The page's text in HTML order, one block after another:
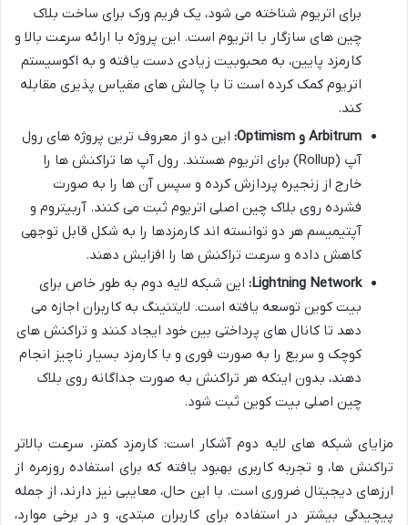
برای اتریوم شناخته می شود، یک فریم ورک برای ساخت بلاک
چین های سازگار با اتریوم است. این پروژه با ارائه سرعت بالا و
کارمزد پایین، به محبوبیت زیادی دست یافته و به اکوسیستم
اتریوم کمک کرده است تا با چالش های مقیاس پذیری مقابله
کند.
Arbitrum و Optimism:
این دو از معروف ترین پروژه های رول
آپ (Rollup) برای اتریوم هستند. رول آپ ها تراکنش ها را
خارج از زنجیره پردازش کرده و سپس آن ها را به صورت
فشرده روی بلاک چین اصلی اتریوم ثبت می کنند. آربیتروم و
آپتیمیسم هر دو توانسته اند کارمزدها را به شکل قابل توجهی
کاهش داده و سرعت تراکنش ها را افزایش دهند.
Lightning Network: این شبکه لایه دوم به طور خاص برای
بیت کوین توسعه یافته است. لایتنینگ به کاربران اجازه می
دهد تا کانال های پرداختی بین خود ایجاد کنند و تراکنش های
کوچک و سریع را به صورت فوری و با کارمزد بسیار ناچیز انجام
دهند، بدون اینکه هر تراکنش به صورت جداگانه روی بلاک
چین اصلی بیت کوین ثبت شود.
مزایای شبکه های لایه دوم آشکار است: کارمزد کمتر، سرعت بالاتر
تراکنش ها، و تجربه کاربری بهبود یافته که برای استفاده روزمره از
ارزهای دیجیتال ضروری است. با این حال، معایبی نیز دارند، از جمله
پیچیدگی بیشتر در استفاده برای کاربران مبتدی، و در برخی موارد،